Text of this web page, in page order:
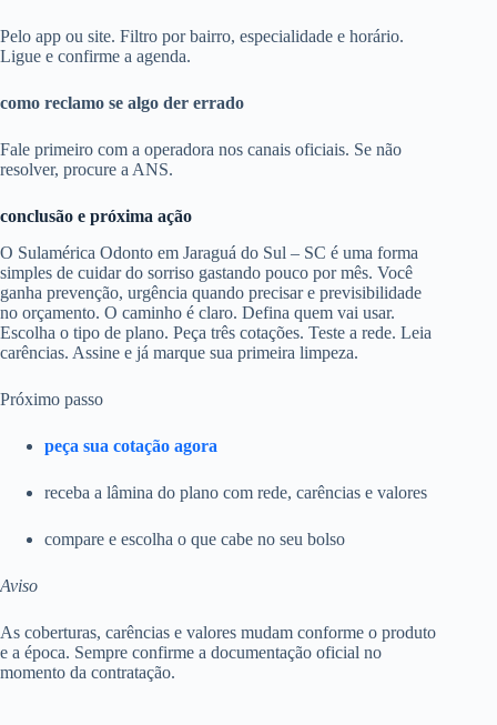
Pelo app ou site. Filtro por bairro, especialidade e horário.
Ligue e confirme a agenda.
como reclamo se algo der errado
Fale primeiro com a operadora nos canais oficiais. Se não
resolver, procure a ANS.
conclusão e próxima ação
O Sulamérica Odonto em Jaraguá do Sul – SC é uma forma
simples de cuidar do sorriso gastando pouco por mês. Você
ganha prevenção, urgência quando precisar e previsibilidade
no orçamento. O caminho é claro. Defina quem vai usar.
Escolha o tipo de plano. Peça três cotações. Teste a rede. Leia
carências. Assine e já marque sua primeira limpeza.
Próximo passo
peça sua cotação agora
receba a lâmina do plano com rede, carências e valores
compare e escolha o que cabe no seu bolso
Aviso
As coberturas, carências e valores mudam conforme o produto
e a época. Sempre confirme a documentação oficial no
momento da contratação.